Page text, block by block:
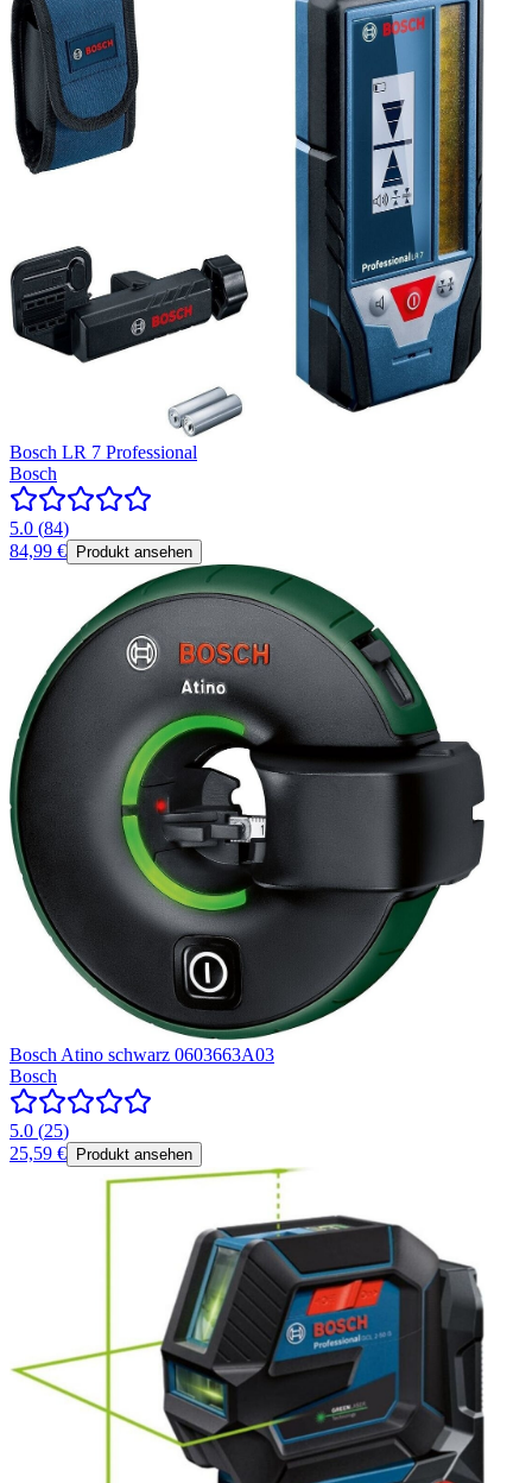
Bosch LR 7 Professional
Bosch
5.0 (84)
84,99 €
Produkt ansehen
Bosch Atino schwarz 0603663A03
Bosch
5.0 (25)
25,59 €
Produkt ansehen